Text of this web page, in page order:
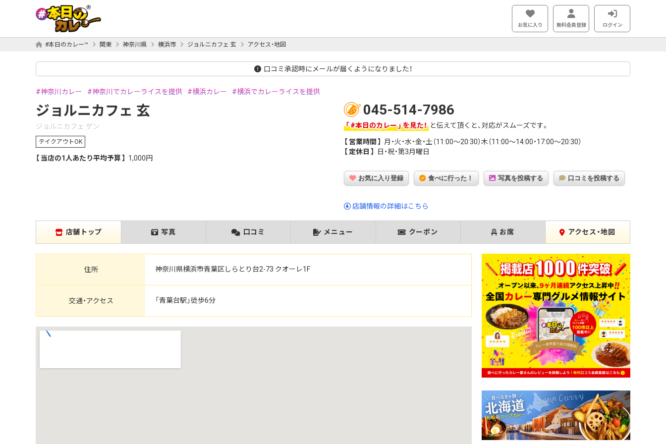
お気に入り 無料会員登録 ログイン
#本日のカレー™ 関東 神奈川県 横浜市 ジョルニカフェ 玄 アクセス・地図
口コミ承認時にメールが届くようになりました！
神奈川カレー 神奈川でカレーライスを提供 横浜カレー 横浜でカレーライスを提供
ジョルニカフェ 玄
ジョルニカフェ ゲン
テイクアウトOK
当店の1人あたり平均予算 1,000円
045-514-7986
#本日のカレー を見た！ と伝えて頂くと、対応がスムーズです。
営業時間
月・火・水・金・土（11:00～20:30）木（11:00～14:00・17:00～20:30）
定休日
日・祝・第3月曜日
お気に入り登録 食べに行った！ 写真を投稿する 口コミを投稿する
店舗情報の詳細はこちら
店舗トップ 写真 口コミ メニュー クーポン お席 アクセス・地図
住所 神奈川県横浜市青葉区しらとり台2-73 クオーレ1F
交通・アクセス 「青葉台駅」徒歩6分